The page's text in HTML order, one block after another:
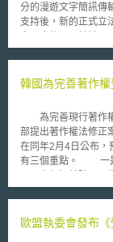
分的漫遊文字簡訊傳
支持後，新的正式立
4.2美分作為零售文
據電信委員會的消息
張，並不能構成文
市場已經成熟，業者
上限，可以讓消費者
此項服務上獲利。但
Reding表示此項於
韓國為完善著作
為完善現行著作權
部提出著作權法修正
在同年2月4日公布，
有三個重點。 一是韓國現行的著作權爭議調解制度，若當事者有一方
加了韓國司法上的負
由，當事人就不能拒
歐盟執委會發布《